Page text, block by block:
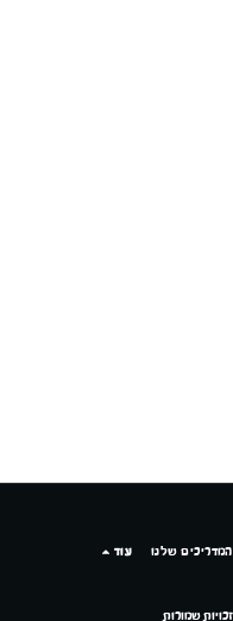
המדריכים שלנו עוד